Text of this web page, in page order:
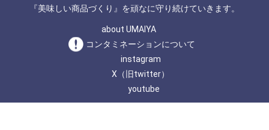
『美味しい商品づくり』を頑なに守り続けていきます。
about UMAIYA
コンタミネーションについて
instagram
X（旧twitter）
youtube